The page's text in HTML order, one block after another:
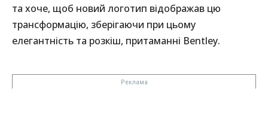
та хоче, щоб новий логотип відображав цю
трансформацію, зберігаючи при цьому
елегантність та розкіш, притаманні Bentley.